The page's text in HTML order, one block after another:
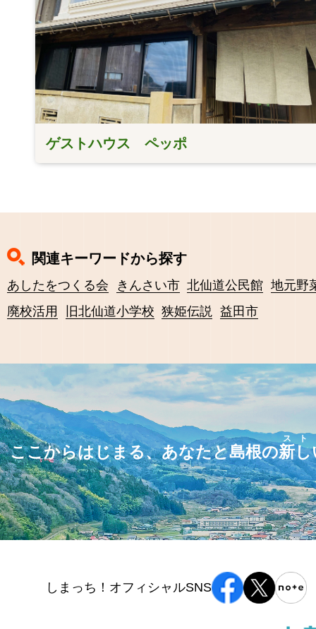
ゲストハウス ペッポ
関連キーワードから探す
あしたをつくる会 きんさい市 北仙道公民館 地元野
廃校活用
旧北仙道小学校 狭姫伝説 益田市
ここからはじまる、あなたと島根の新し
スト
しまっち！オフィシャルSNS